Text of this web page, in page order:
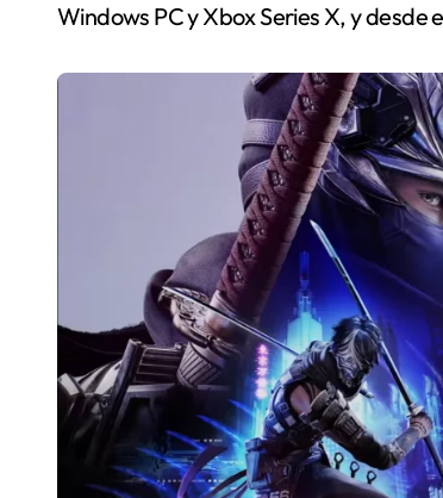
Windows PC y Xbox Series X, y